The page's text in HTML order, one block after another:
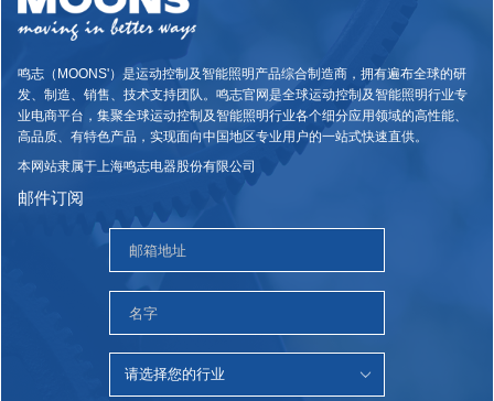
鸣志（MOONS'）是运动控制及智能照明产品综合制造商，拥有遍布全球的研
发、制造、销售、技术支持团队。鸣志官网是全球运动控制及智能照明行业专
业电商平台，集聚全球运动控制及智能照明行业各个细分应用领域的高性能、
高品质、有特色产品，实现面向中国地区专业用户的一站式快速直供。
本网站隶属于上海鸣志电器股份有限公司
邮件订阅